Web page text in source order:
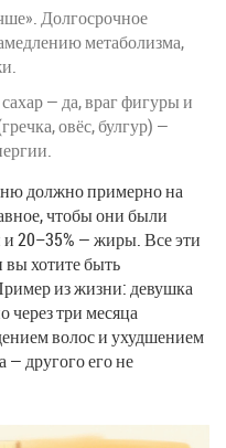
Долгосрочное
метаболизма,
— да, враг фигуры и
овёс, булгур) —
должно примерно на
чтобы они были
20–35% — жиры. Все эти
хотите быть
из жизни: девушка
через три месяца
волос и ухудшением
— другого его не